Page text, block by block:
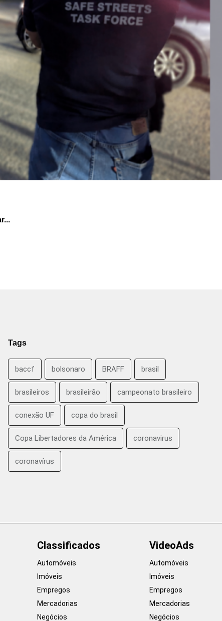
Tags
baccf bolsonaro BRAFF brasil
brasileiros brasileirão campeonato brasileiro
conexão UF copa do brasil
Copa Libertadores da América coronavirus
coronavírus
Classificados
Automóveis
Imóveis
Empregos
Mercadorias
Negócios
VideoAds
Automóveis
Imóveis
Empregos
Mercadorias
Negócios